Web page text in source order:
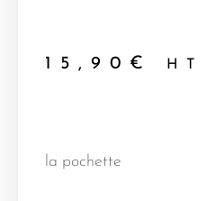
15,90 € HT
la pochette